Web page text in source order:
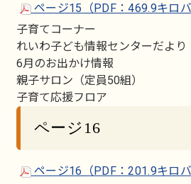
ページ15（PDF：469.9キロ
子育てコーナー
れいわ子ども情報センターだより
6月のお出かけ情報
親子サロン（定員50組）
子育て応援フロア
ページ16
ページ16（PDF：201.9キロ